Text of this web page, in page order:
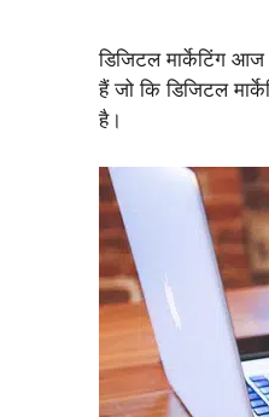
डिजिटल मार्केटिंग
हैं जो कि डिजिटल
है।